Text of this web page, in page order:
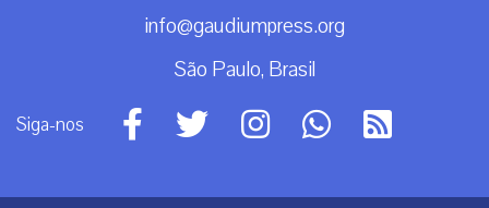
info@gaudiumpress.org
São Paulo, Brasil
Siga-nos